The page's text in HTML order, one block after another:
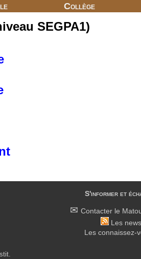
Collège
SEGPA1)
S'informer et
Contacter le
Les news
Les connaissez-